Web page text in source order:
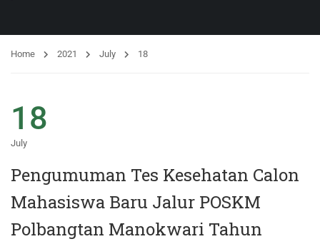
Home 2021 July 18
18
July
Pengumuman Tes Kesehatan Calon
Mahasiswa Baru Jalur POSKM
Polbangtan Manokwari Tahun